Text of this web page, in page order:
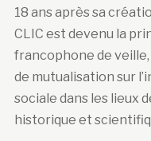
18 ans après sa
CLIC est devenu la
francophone de
de mutualisation sur
sociale dans les lieux
historique et